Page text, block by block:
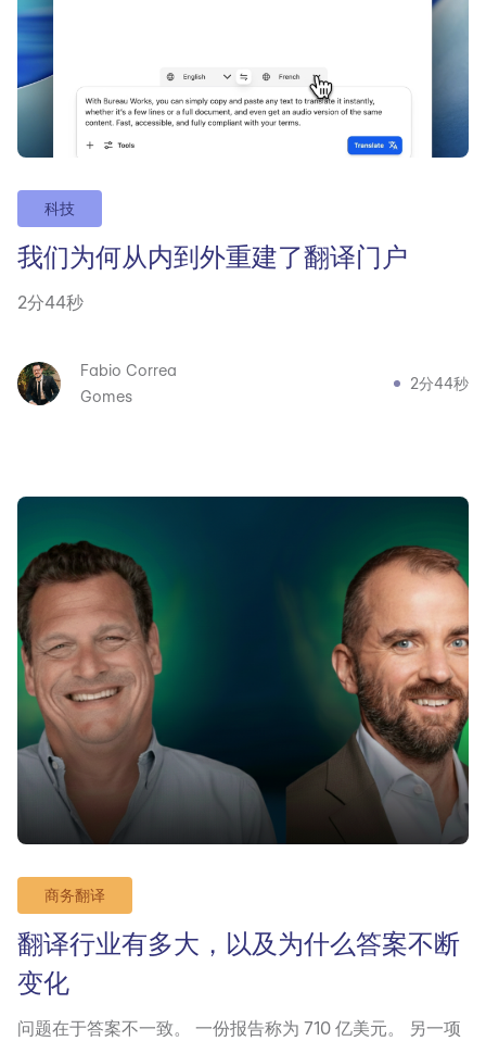
科技
我们为何从内到外重建了翻译门户
2分44秒
Fabio Correa
Gomes
2分44秒
商务翻译
翻译行业有多大，以及为什么答案不断
变化
问题在于答案不一致。 一份报告称为 710 亿美元。 另一项